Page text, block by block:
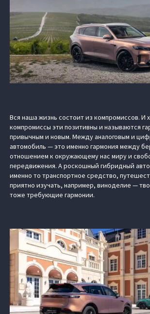
Вся наша жизнь состоит из компромиссов. И
компромиссы эти позитивны и называются
привычным и новым. Между аналоговым и
автомобиль — это именно гармония между
отношением к окружающему нас миру и
передвижения. А роскошный гибридный
именно то транспортное средство,
приятно изучать, например, виноделие —
тоже требующие гармонии.